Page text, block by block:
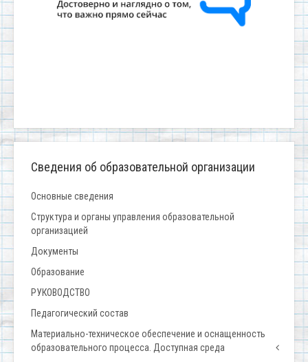
Сведения об образовательной организации
Основные сведения
Структура и органы управления образовательной
организацией
Документы
Образование
РУКОВОДСТВО
Педагогический состав
Материально-техническое обеспечение и оснащенность
образовательного процесса. Доступная среда